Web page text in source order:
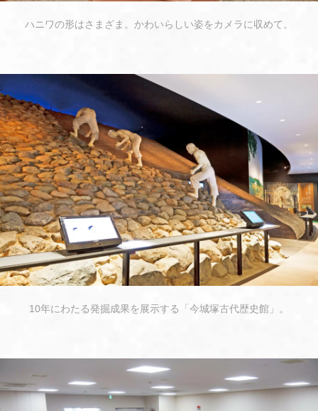
ハニワの形はさまざま。かわいらしい姿をカメラに収めて。
10年にわたる発掘成果を展示する「今城塚古代歴史館」。